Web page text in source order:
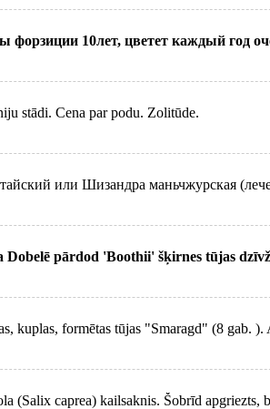
форзиции 10лет, цветет каждый год
stādi. Cena par podu. Zolitūde.
или Шизандра маньчжурская
Dobelē pārdod 'Boothii' šķirnes tūjas
kuplas, formētas tūjas "Smaragd" (8 gab. ).
(Salix caprea) kailsaknis. Šobrīd apgriezts,